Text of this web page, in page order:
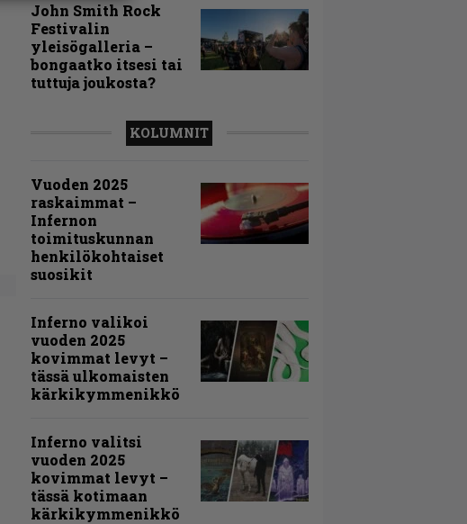
John Smith Rock
Festivalin
yleisögalleria –
bongaatko itsesi tai
tuttuja joukosta?
KOLUMNIT
Vuoden 2025
raskaimmat –
Infernon
toimituskunnan
henkilökohtaiset
suosikit
Inferno valikoi
vuoden 2025
kovimmat levyt –
tässä ulkomaisten
kärkikymmenikkö
Inferno valitsi
vuoden 2025
kovimmat levyt –
tässä kotimaan
kärkikymmenikkö